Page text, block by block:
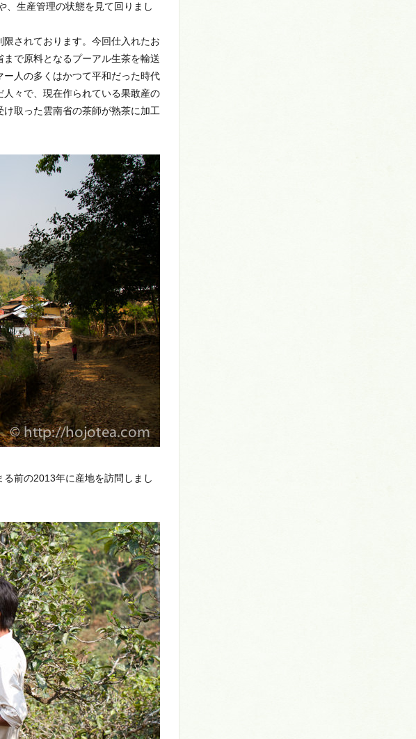
、生産管理の状態を見て回りまし
されております。今回仕入れたお
で原料となるプーアル生茶を輸送
人の多くはかつて平和だった時代
々で、現在作られている果敢産の
取った雲南省の茶師が熟茶に加工
前の2013年に産地を訪問しまし